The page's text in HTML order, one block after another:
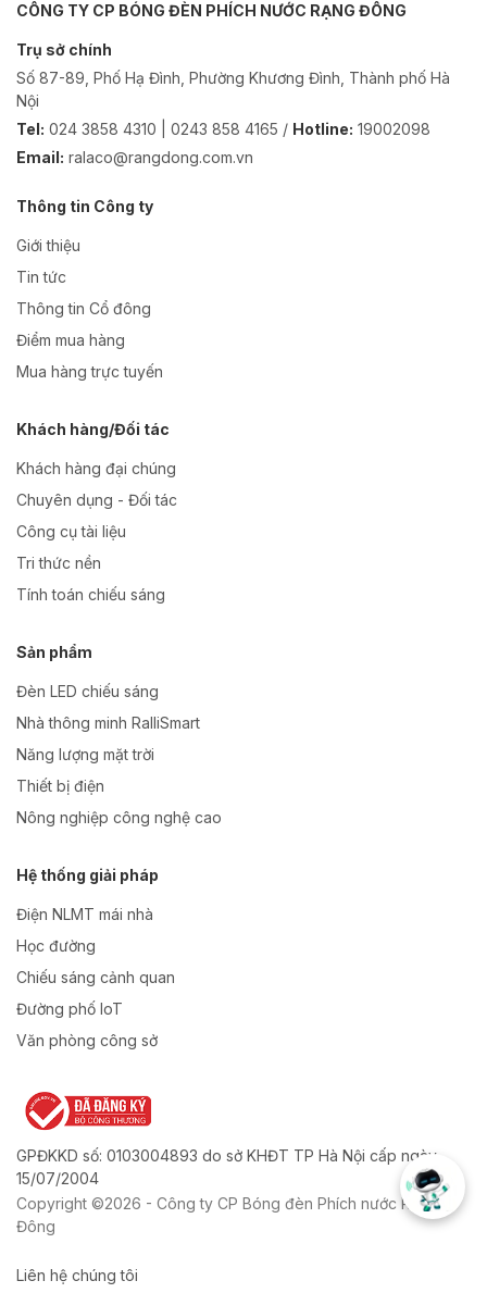
CÔNG TY CP BÓNG ĐÈN PHÍCH NƯỚC RẠNG ĐÔNG
Trụ sở chính
Số 87-89, Phố Hạ Đình, Phường Khương Đình, Thành phố Hà
Nội
Tel: 024 3858 4310 | 0243 858 4165 / Hotline: 19002098
Email: ralaco@rangdong.com.vn
Thông tin Công ty
Giới thiệu
Tin tức
Thông tin Cổ đông
Điểm mua hàng
Mua hàng trực tuyến
Khách hàng/Đối tác
Khách hàng đại chúng
Chuyên dụng - Đối tác
Công cụ tài liệu
Tri thức nền
Tính toán chiếu sáng
Sản phẩm
Đèn LED chiếu sáng
Nhà thông minh RalliSmart
Năng lượng mặt trời
Thiết bị điện
Nông nghiệp công nghệ cao
Hệ thống giải pháp
Điện NLMT mái nhà
Học đường
Chiếu sáng cảnh quan
Đường phố IoT
Văn phòng công sở
GPĐKKD số: 0103004893 do sở KHĐT TP Hà Nội cấp ngày
15/07/2004
Copyright ©2026 - Công ty CP Bóng đèn Phích nước Rạng
Đông
Liên hệ chúng tôi